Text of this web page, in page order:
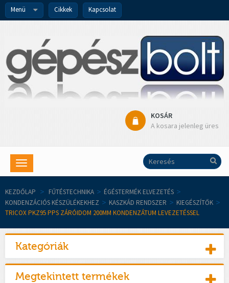
Menü Cikkek Kapcsolat
KOSÁR
A kosara jelenleg üres
Toggle
navigation
KEZDŐLAP > FŰTÉSTECHNIKA > ÉGÉSTERMÉK ELVEZETÉS >
KONDENZÁCIÓS KÉSZÜLÉKEKHEZ > KASZKÁD RENDSZER > KIEGÉSZÍTŐK >
TRICOX PKZ95 PPS ZÁRÓIDOM 200MM KONDENZÁTUM LEVEZETÉSSEL
Kategóriák
Megtekintett termékek